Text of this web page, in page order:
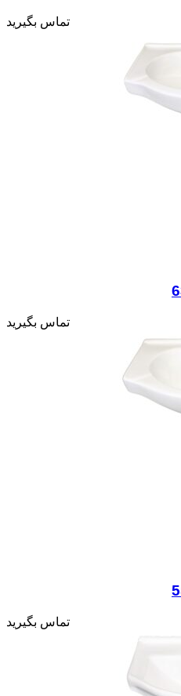
تماس بگیرید
تماس بگیرید
تماس بگیرید